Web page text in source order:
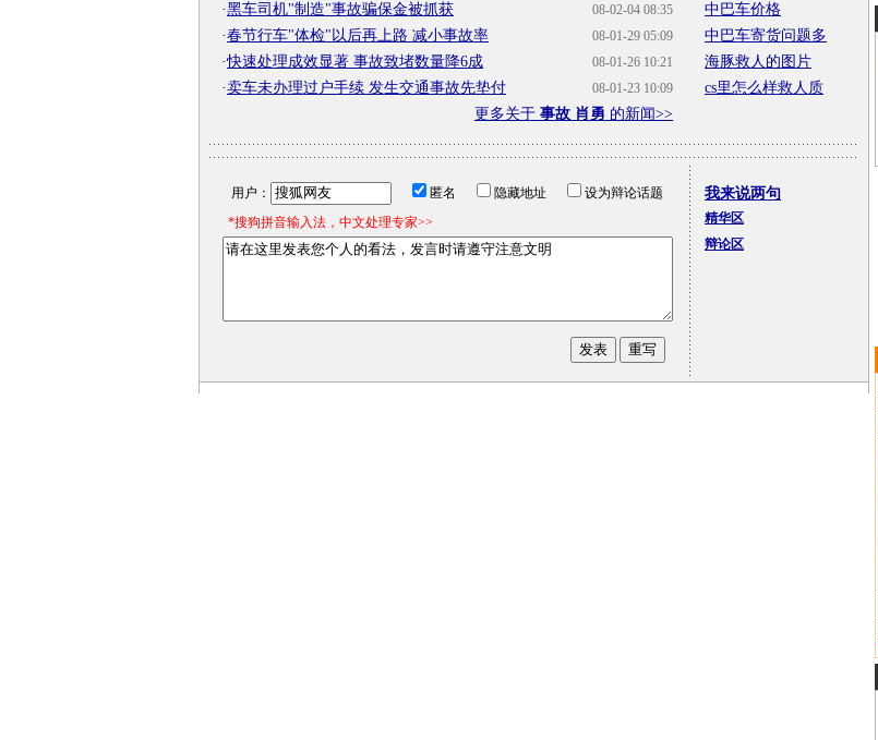
08-02-04 08:35
·黑车司机"制造"事故骗保金被抓获
08-01-29 05:09
·春节行车"体检"以后再上路 减小事故率
08-01-26 10:21
·快速处理成效显著 事故致堵数量降6成
08-01-23 10:09
·卖车未办理过户手续 发生交通事故先垫付
更多关于 事故 肖勇 的新闻>>
中巴车价格
中巴车寄货问题多
海豚救人的图片
cs里怎么样救人质
用户： 匿名 隐藏地址
设为辩论话题
*搜狗拼音输入法，中文处理专家>>
我来说两句
精华区
辩论区